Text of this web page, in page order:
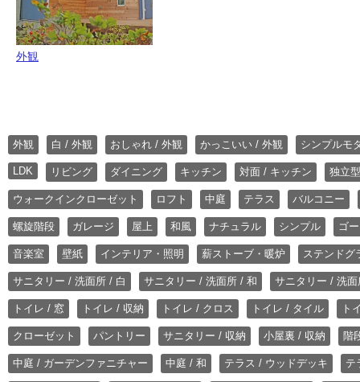
外観
外観 白 / 外観 おしゃれ / 外観 かっこいい / 外観 シンプルモ
LDK リビング ダイニング キッチン 対面 / キッチン 独立
ウォークインクローゼット ロフト 中庭 テラス バルコニー
螺旋階段 ガレージ 屋上 和風 ナチュラル シンプル ゴ
音楽室 壁紙 インテリア・照明 薪ストーブ・暖炉 ステンドグ
サニタリー / 洗面所 / 白 サニタリー / 洗面所 / 和 サニタリー / 洗
トイレ / 窓 トイレ / 収納 トイレ / クロス トイレ / タイル ト
クローゼット パントリー サニタリー / 収納 小屋裏 / 収納 階
中庭 / ガーデンファニチャー 中庭 / 和 テラス / ウッドデッキ テ